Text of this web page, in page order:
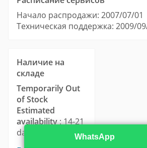
Начало распродажи: 2007/07/01
Техническая поддержка: 2009/
Наличие на
складе
Temporarily Out
of Stock
Estimated
availability: 14-21
days.
WhatsApp